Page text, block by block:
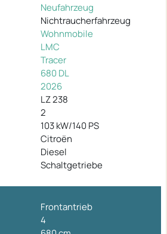
Neufahrzeug
Nichtraucherfahrzeug
Wohnmobile
LMC
Tracer
680 DL
2026
LZ 238
2
103 kW/140 PS
Citroën
Diesel
Schaltgetriebe
Frontantrieb
4